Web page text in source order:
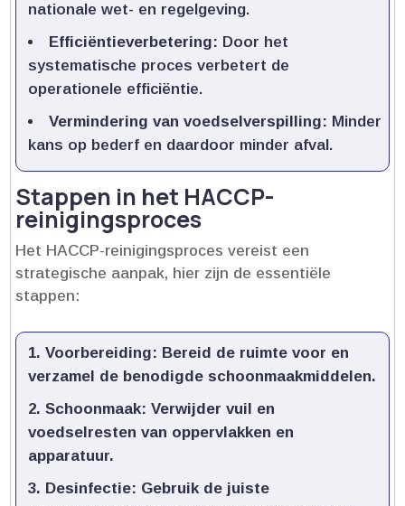
nationale wet- en regelgeving.​
Efficiëntieverbetering: Door het
systematische proces verbetert de
operationele efficiëntie.​
Vermindering van voedselverspilling: Minder
kans op bederf en daardoor minder afval.​
Stappen in het HACCP-
reinigingsproces
Het HACCP-reinigingsproces vereist een
strategische aanpak, hier zijn de essentiële
stappen:
Voorbereiding: Bereid de ruimte voor en
verzamel de benodigde schoonmaakmiddelen.​
Schoonmaak: Verwijder vuil en
voedselresten van oppervlakken en
apparatuur.​
Desinfectie: Gebruik de juiste